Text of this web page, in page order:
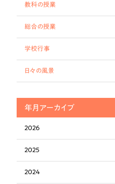
教科の授業
総合の授業
学校行事
日々の風景
年月アーカイブ
2026
2025
2024